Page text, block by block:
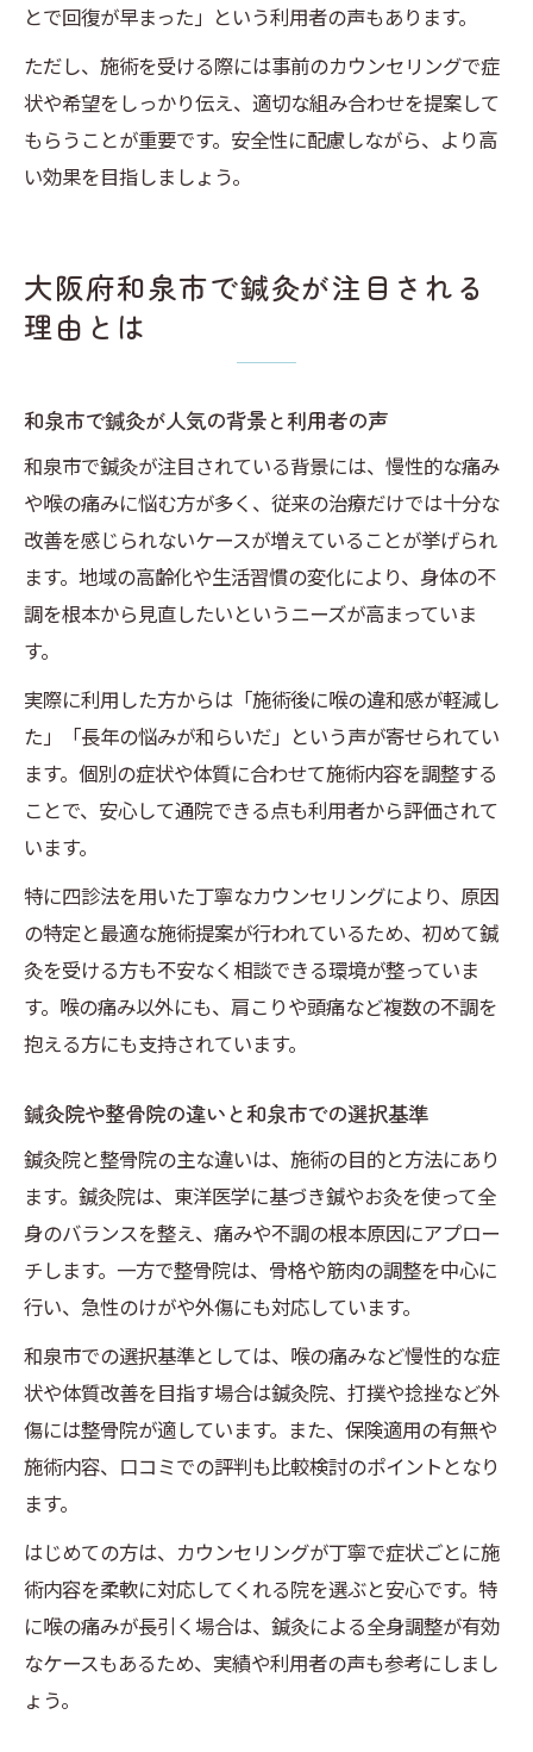
とで回復が早まった」という利用者の声もあります。
ただし、施術を受ける際には事前のカウンセリングで症
状や希望をしっかり伝え、適切な組み合わせを提案して
もらうことが重要です。安全性に配慮しながら、より高
い効果を目指しましょう。
大阪府和泉市で鍼灸が注目される
理由とは
和泉市で鍼灸が人気の背景と利用者の声
和泉市で鍼灸が注目されている背景には、慢性的な痛み
や喉の痛みに悩む方が多く、従来の治療だけでは十分な
改善を感じられないケースが増えていることが挙げられ
ます。地域の高齢化や生活習慣の変化により、身体の不
調を根本から見直したいというニーズが高まっていま
す。
実際に利用した方からは「施術後に喉の違和感が軽減し
た」「長年の悩みが和らいだ」という声が寄せられてい
ます。個別の症状や体質に合わせて施術内容を調整する
ことで、安心して通院できる点も利用者から評価されて
います。
特に四診法を用いた丁寧なカウンセリングにより、原因
の特定と最適な施術提案が行われているため、初めて鍼
灸を受ける方も不安なく相談できる環境が整っていま
す。喉の痛み以外にも、肩こりや頭痛など複数の不調を
抱える方にも支持されています。
鍼灸院や整骨院の違いと和泉市での選択基準
鍼灸院と整骨院の主な違いは、施術の目的と方法にあり
ます。鍼灸院は、東洋医学に基づき鍼やお灸を使って全
身のバランスを整え、痛みや不調の根本原因にアプロー
チします。一方で整骨院は、骨格や筋肉の調整を中心に
行い、急性のけがや外傷にも対応しています。
和泉市での選択基準としては、喉の痛みなど慢性的な症
状や体質改善を目指す場合は鍼灸院、打撲や捻挫など外
傷には整骨院が適しています。また、保険適用の有無や
施術内容、口コミでの評判も比較検討のポイントとなり
ます。
はじめての方は、カウンセリングが丁寧で症状ごとに施
術内容を柔軟に対応してくれる院を選ぶと安心です。特
に喉の痛みが長引く場合は、鍼灸による全身調整が有効
なケースもあるため、実績や利用者の声も参考にしまし
ょう。